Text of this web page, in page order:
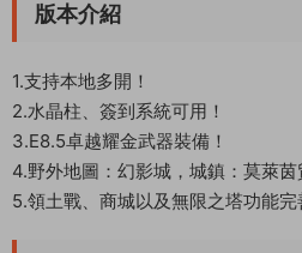
版本介紹
1.支持本地多開！
2.水晶柱、簽到系統可用！
3.E8.5卓越耀金武器裝備！
4.野外地圖：幻影城，城鎮：莫萊茵
5.領土戰、商城以及無限之塔功能完